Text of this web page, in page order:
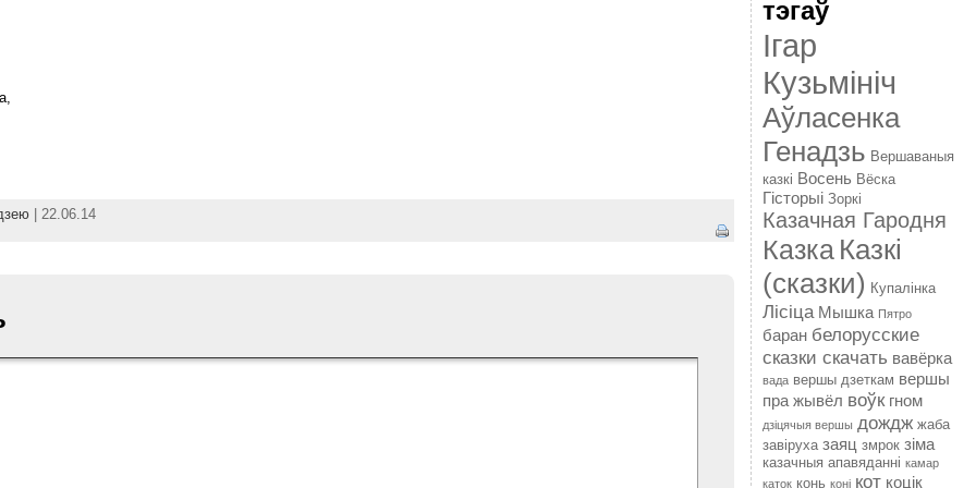
| 22.06.14
тэгаў
Ігар
Кузьмініч
Аўласенка
Генадзь Вершаваныя
казкі Восень Вёска
Гісторыі Зоркі
Казачная Гародня
Казка Казкі
(сказки) Купалінка
Лісіца Мышка Пятро
баран белорусские
сказки скачать вавёрка
вада вершы дзеткам вершы
пра жывёл воўк гном
дзіцячыя вершы дождж жаба
завіруха заяц змрок зіма
казачныя апавяданні камар
каток конь коні кот коцік